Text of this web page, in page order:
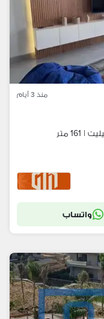
منذ 3 أيام
متر
واتساب